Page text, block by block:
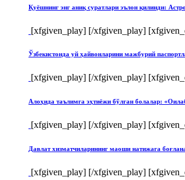
Қуёшнинг энг аниқ суратлари эълон қилинди:
[xfgiven_play] [/xfgiven_play]
Ўзбекистонда уй ҳайвонларини мажбурий
[xfgiven_play] [/xfgiven_play]
Алоҳида таълимга эҳтиёжи бўлган болалар:
[xfgiven_play] [/xfgiven_play]
Давлат хизматчиларининг маоши натижага
[xfgiven_play] [/xfgiven_play]